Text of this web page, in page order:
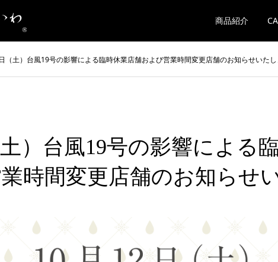
商品紹介
（土）台風19号の影響による臨時休業店舗および営業時間変更店舗のお知らせいた
）台風19号の影響による
時間変更店舗のお知らせ